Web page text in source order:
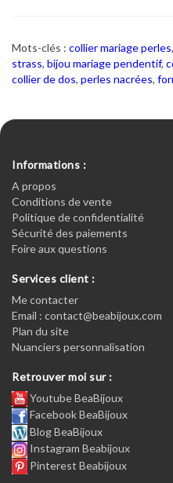
Mots-clés : collier mariage perles,
strass, bijou mariage pendentif,
collier de dos, perles nacrées,
Informations :
A propos
Conditions de vente
Politique de confidentialité
Sécurité des paiements
Foire aux questions
Services client :
Me contacter
Email : contact@beabijoux.com
Plan du site
Nuanciers personnalisation
Retrouver moi sur :
Youtube BeaBijoux
Facebook BeaBijoux
Blog BeaBijoux
Instagram Beabijoux
Pinterest Beabijoux